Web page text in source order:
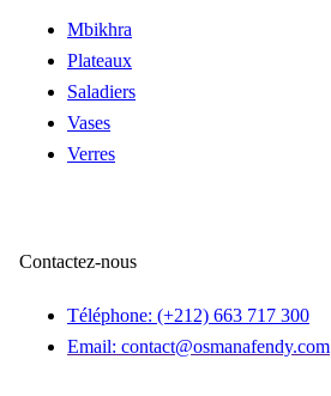
Mbikhra
Plateaux
Saladiers
Vases
Verres
Contactez-nous
Téléphone: (+212) 663 717 300
Email: contact@osmanafendy.com